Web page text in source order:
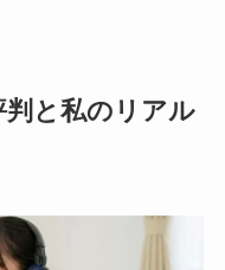
判と私のリアル